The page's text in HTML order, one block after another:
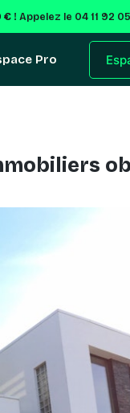
€ ! Appelez le 04 11 92
Pro